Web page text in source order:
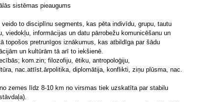
sistēmas pieaugums
to disciplīnu segments, kas pēta indivīdu, grupu, tautu
informācijas un datu pārrobežu komunicēšanu un
topošos pretrunīgos iznākumus, kas atbildīga par šādu
un kultūrām tā arī to iekšienē.
kom.zin; filozofiju, ētiku, antropoloģiju,
nac.attīst.ārpolitika, diplomātija, konflikti, ziņu plūsma, nac.
zemes līdz 8-10 km no virsmas tiek uzskatīta par stabilu